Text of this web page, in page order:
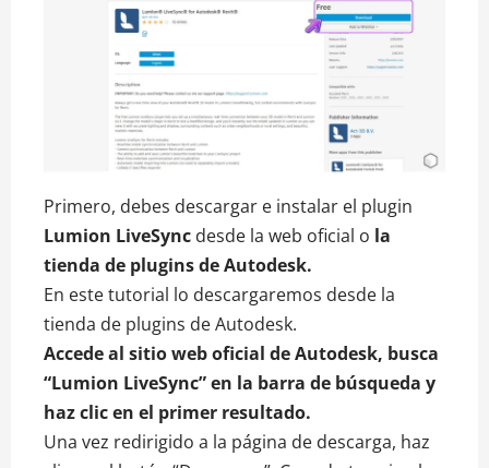
Primero, debes descargar e instalar el plugin
Lumion LiveSync desde la web oficial o la
tienda de plugins de Autodesk.
En este tutorial lo descargaremos desde la
tienda de plugins de Autodesk.
Accede al sitio web oficial de Autodesk, busca
“Lumion LiveSync” en la barra de búsqueda y
haz clic en el primer resultado.
Una vez redirigido a la página de descarga, haz